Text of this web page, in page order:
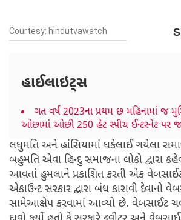
Courtesy: hindutvawatch
હાઈલાઇટ્સ
ગત વર્ષ 2023ના પ્રથમ છ મહિનામાં જ
ઓછામાં ઓછી 250 હેટ સ્પીચ ઈન્ટરનેટ પર
લધુમતિ અને હાંસિયામાં ધકેલાઈ ગયેલા
બહુમતિ એવા હિન્દુ સમાજના લોકો દ્વારા
આવતાં હુમલાને પ્રકાશિત કરતી એક
એકાઉન્ટ સરકાર દ્વારા બંધ કારાવી દેવાનો
સામેઆક્ષેપ કરવામાં આવ્યો છે. વેબસાઈટ